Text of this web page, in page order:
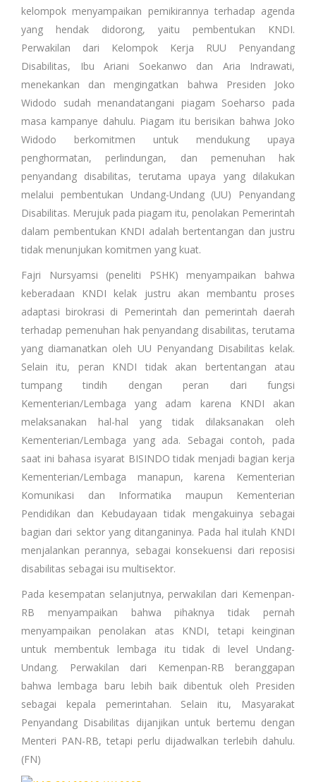
kelompok menyampaikan pemikirannya terhadap agenda
yang hendak didorong, yaitu pembentukan KNDI.
Perwakilan dari Kelompok Kerja RUU Penyandang
Disabilitas, Ibu Ariani Soekanwo dan Aria Indrawati,
menekankan dan mengingatkan bahwa Presiden Joko
Widodo sudah menandatangani piagam Soeharso pada
masa kampanye dahulu. Piagam itu berisikan bahwa Joko
Widodo berkomitmen untuk mendukung upaya
penghormatan, perlindungan, dan pemenuhan hak
penyandang disabilitas, terutama upaya yang dilakukan
melalui pembentukan Undang-Undang (UU) Penyandang
Disabilitas. Merujuk pada piagam itu, penolakan Pemerintah
dalam pembentukan KNDI adalah bertentangan dan justru
tidak menunjukan komitmen yang kuat.
Fajri Nursyamsi (peneliti PSHK) menyampaikan bahwa
keberadaan KNDI kelak justru akan membantu proses
adaptasi birokrasi di Pemerintah dan pemerintah daerah
terhadap pemenuhan hak penyandang disabilitas, terutama
yang diamanatkan oleh UU Penyandang Disabilitas kelak.
Selain itu, peran KNDI tidak akan bertentangan atau
tumpang tindih dengan peran dari fungsi
Kementerian/Lembaga yang adam karena KNDI akan
melaksanakan hal-hal yang tidak dilaksanakan oleh
Kementerian/Lembaga yang ada. Sebagai contoh, pada
saat ini bahasa isyarat BISINDO tidak menjadi bagian kerja
Kementerian/Lembaga manapun, karena Kementerian
Komunikasi dan Informatika maupun Kementerian
Pendidikan dan Kebudayaan tidak mengakuinya sebagai
bagian dari sektor yang ditanganinya. Pada hal itulah KNDI
menjalankan perannya, sebagai konsekuensi dari reposisi
disabilitas sebagai isu multisektor.
Pada kesempatan selanjutnya, perwakilan dari Kemenpan-
RB menyampaikan bahwa pihaknya tidak pernah
menyampaikan penolakan atas KNDI, tetapi keinginan
untuk membentuk lembaga itu tidak di level Undang-
Undang. Perwakilan dari Kemenpan-RB beranggapan
bahwa lembaga baru lebih baik dibentuk oleh Presiden
sebagai kepala pemerintahan. Selain itu, Masyarakat
Penyandang Disabilitas dijanjikan untuk bertemu dengan
Menteri PAN-RB, tetapi perlu dijadwalkan terlebih dahulu.
(FN)